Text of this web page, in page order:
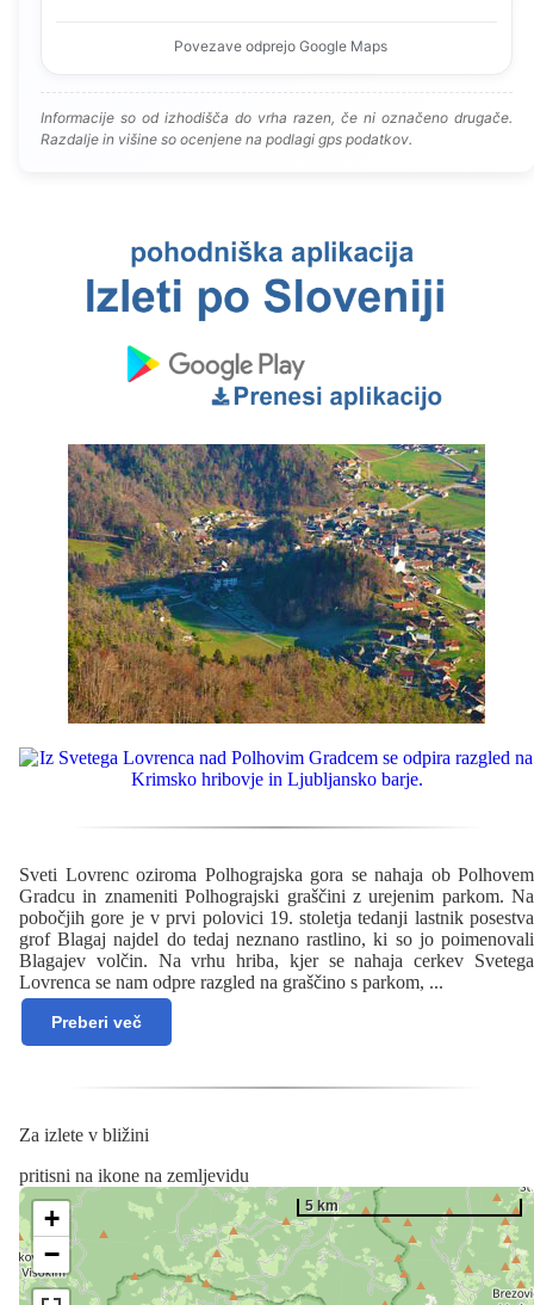
Povezave odprejo Google Maps
Informacije so od izhodišča do vrha razen, če ni označeno drugače.
Razdalje in višine so ocenjene na podlagi gps podatkov.
Sveti Lovrenc oziroma Polhograjska gora se nahaja ob Polhovem
Gradcu in znameniti Polhograjski graščini z urejenim parkom. Na
pobočjih gore je v prvi polovici 19. stoletja tedanji lastnik posestva
grof Blagaj najdel do tedaj neznano rastlino, ki so jo poimenovali
Blagajev volčin. Na vrhu hriba, kjer se nahaja cerkev Svetega
Lovrenca se nam odpre razgled na graščino s parkom, ...
Preberi več
Za izlete v bližini
pritisni na ikone na zemljevidu
+
−
5 km